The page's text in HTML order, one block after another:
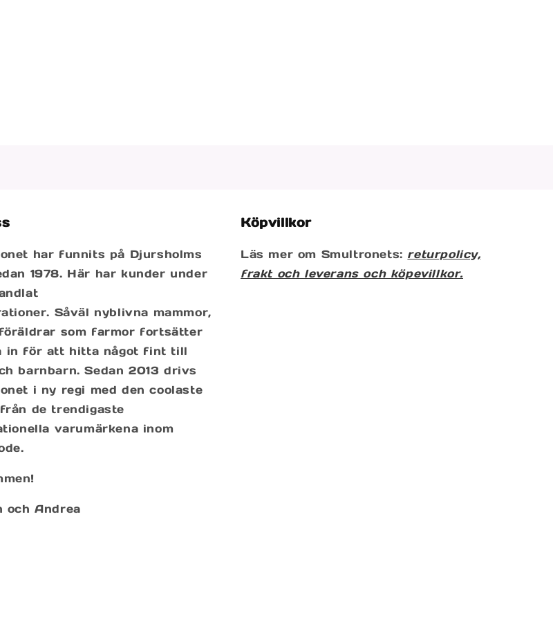
har funnits på Djursholms
1978. Här har kunder under
Såväl nyblivna mammor,
som farmor fortsätter
in för att hitta något fint till
barnbarn. Sedan 2013 drivs
i ny regi med den coolaste
de trendigaste
varumärkena inom
och Andrea
Köpvillkor
Läs mer om Smultronets: returpolicy,
frakt och leverans och köpevillkor.